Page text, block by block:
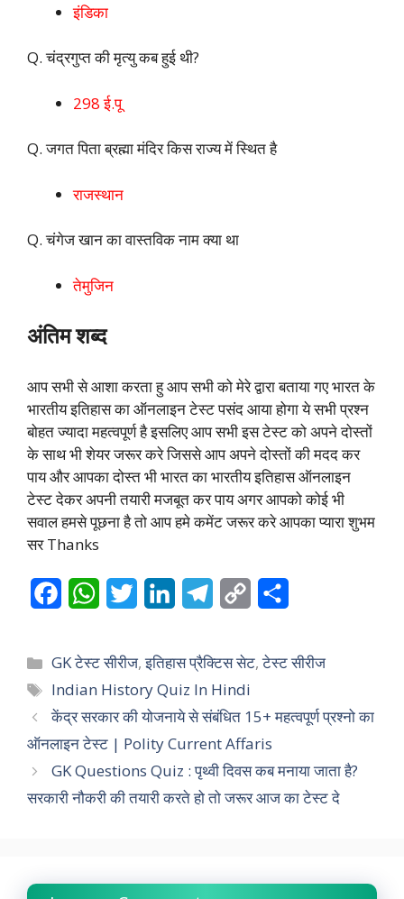
इंडिका
Q. चंद्रगुप्त की मृत्यु कब हुई थी?
298 ई.पू
Q. जगत पिता ब्रह्मा मंदिर किस राज्य में स्थित है
राजस्थान
Q. चंगेज खान का वास्तविक नाम क्या था
तेमुजिन
अंतिम शब्द
आप सभी से आशा करता हु आप सभी को मेरे द्वारा बताया गए भारत के
भारतीय इतिहास का ऑनलाइन टेस्ट पसंद आया होगा ये सभी प्रश्न
बोहत ज्यादा महत्वपूर्ण है इसलिए आप सभी इस टेस्ट को अपने दोस्तों
के साथ भी शेयर जरूर करे जिससे आप अपने दोस्तों की मदद कर
पाय और आपका दोस्त भी भारत का भारतीय इतिहास ऑनलाइन
टेस्ट देकर अपनी तयारी मजबूत कर पाय अगर आपको कोई भी
सवाल हमसे पूछना है तो आप हमे कमेंट जरूर करे आपका प्यारा शुभम
सर Thanks
c
e
b
o
o
k
W
a
t
s
A
p
p
i
t
t
e
r
n
k
e
d
I
n
l
e
g
r
a
m
p
L
i
n
k
a
e
Categories
GK टेस्ट सीरीज,इतिहास प्रैक्टिस सेट,टेस्ट सीरीज
Tags
Indian History Quiz In Hindi
केंद्र सरकार की योजनाये से संबंधित 15+ महत्वपूर्ण प्रश्नो का
ऑनलाइन टेस्ट | Polity Current Affaris
GK Questions Quiz : पृथ्वी दिवस कब मनाया जाता है?
सरकारी नौकरी की तयारी करते हो तो जरूर आज का टेस्ट दे